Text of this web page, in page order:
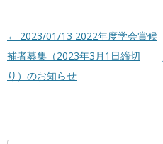
投稿ナビゲーション
← 2023/01/13 2022年度学会賞候
補者募集（2023年3月1日締切
り）のお知らせ